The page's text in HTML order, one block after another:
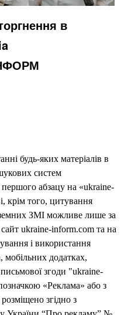
в
будь-яких матеріалів в
систем
абзацу на «ukraine-
крім того, цитування
ЗМІ можливе лише за
ukraine-inform.com та на
і використання
мобільних додатках,
згоди "ukraine-
«Реклама» або з
згідно з